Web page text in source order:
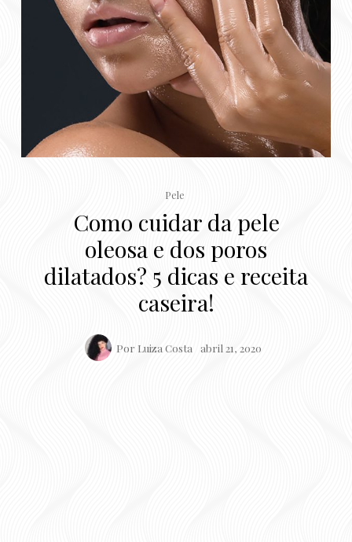
Pele
Como cuidar da pele
oleosa e dos poros
dilatados? 5 dicas e receita
caseira!
Por Luiza Costa abril 21, 2020